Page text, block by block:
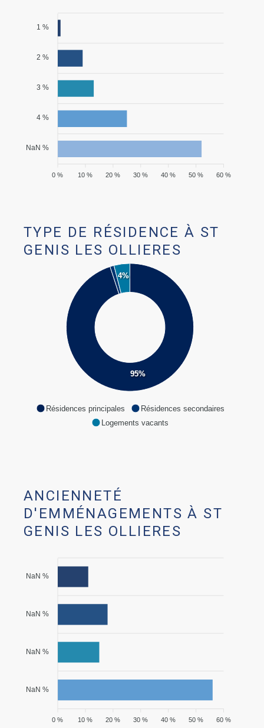
1 %
2 %
3 %
4 %
NaN %
60 %
50 %
40 %
30 %
20 %
10 %
0 %
TYPE DE RÉSIDENCE À ST
GENIS LES OLLIERES
95%
4%
Résidences principales
Résidences secondaires
Logements vacants
ANCIENNETÉ
D'EMMÉNAGEMENTS À ST
GENIS LES OLLIERES
NaN %
NaN %
NaN %
NaN %
60 %
50 %
40 %
30 %
20 %
10 %
0 %